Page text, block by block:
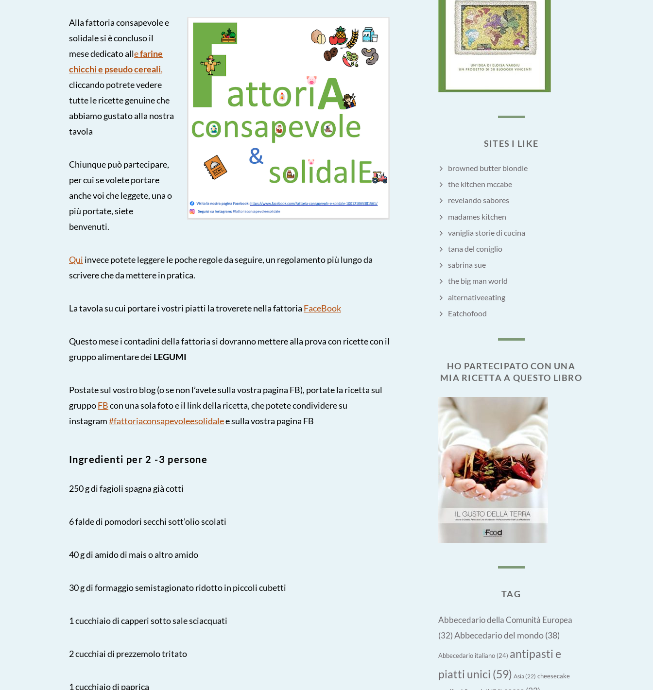
Alla fattoria consapevole e
solidale si è concluso il
mese dedicato allefarine
chicchi e pseudo cereali,
cliccando potrete vedere
tutte le ricette genuine che
abbiamo gustato alla nostra
tavola
Chiunque può partecipare,
per cui se volete portare
anche voi che leggete, una o
più portate, siete
benvenuti.
Qui invece potete leggere le poche regole da seguire, un regolamento più lungo da
scrivere che da mettere in pratica.
La tavola su cui portare i vostri piatti la troverete nella fattoria FaceBook
Questo mese i contadini della fattoria si dovranno mettere alla prova con ricette con il
gruppo alimentare dei LEGUMI
Postate sul vostro blog (o se non l’avete sulla vostra pagina FB), portate la ricetta sul
gruppoFBcon una sola foto e il link della ricetta, che potete condividere su
instagram#fattoriaconsapevoleesolidalee sulla vostra pagina FB
Ingredienti per 2 -3 persone
250 g di fagioli spagna già cotti
6 falde di pomodori secchi sott’olio scolati
40 g di amido di mais o altro amido
30 g di formaggio semistagionato ridotto in piccoli cubetti
1 cucchiaio di capperi sotto sale sciacquati
2 cucchiai di prezzemolo tritato
1 cucchiaio di paprica
SITES I LIKE
browned butter blondie
the kitchen mccabe
revelando sabores
madames kitchen
vaniglia storie di cucina
tana del coniglio
sabrina sue
the big man world
alternativeeating
Eatchofood
HO PARTECIPATO CON UNA
MIA RICETTA A QUESTO LIBRO
TAG
Abbecedario della Comunità Europea
(32) Abbecedario del mondo(38)
Abbecedario italiano (24) antipasti e
piatti unici (59) Asia(22) cheesecake